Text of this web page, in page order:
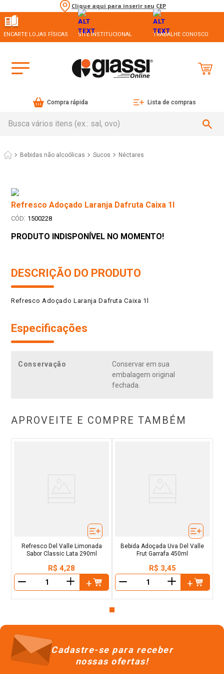
Clique aqui para inserir seu CEP
ENCARTE LOJAS FÍSICAS SITE INSTITUCIONAL TRABALHE CONOSCO
Compra rápida Lista de compras
Bebidas não alcoólicas Sucos Néctares
Refresco Adoçado Laranja Dafruta Caixa 1l
: 1500228
PRODUTO INDISPONÍVEL NO MOMENTO!
DESCRIÇÃO DO PRODUTO
Refresco Adoçado Laranja Dafruta Caixa 1l
Especificações
Conservação
Conservar em sua
embalagem original
fechada.
APROVEITE E COMPRE TAMBÉM
Refresco Del Valle Limonada
Sabor Classic Lata 290ml
R$ 4,28
＋
Bebida Adoçada Uva Del Valle
Frut Garrafa 450ml
R$ 3,45
＋
Cadastre-se para receber
nossas ofertas!